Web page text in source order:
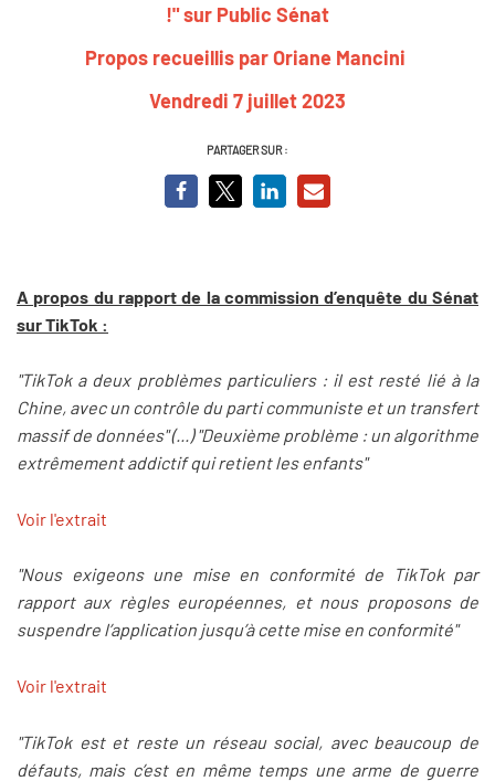
!" sur Public Sénat
Propos recueillis par Oriane Mancini
Vendredi 7 juillet 2023
PARTAGER SUR :
A propos du rapport de la commission d’enquête du Sénat
sur TikTok :
"TikTok a deux problèmes particuliers : il est resté lié à la
Chine, avec un contrôle du parti communiste et un transfert
massif de données" (...) "Deuxième problème : un algorithme
extrêmement addictif qui retient les enfants"
Voir l'extrait
"Nous exigeons une mise en conformité de TikTok par
rapport aux règles européennes, et nous proposons de
suspendre l’application jusqu’à cette mise en conformité"
Voir l'extrait
"TikTok est et reste un réseau social, avec beaucoup de
défauts, mais c’est en même temps une arme de guerre